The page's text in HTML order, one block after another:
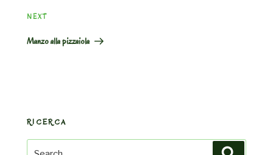
Next
NEXT
Manzo alla pizzaiola
RICERCA
Search